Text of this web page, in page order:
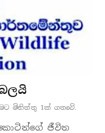
මිනිත්තු 1ක් ගතවේ.
ජීවිත